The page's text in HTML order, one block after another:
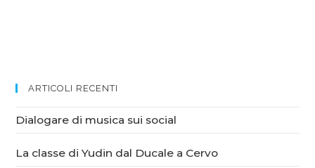
ARTICOLI RECENTI
Dialogare di musica sui social
La classe di Yudin dal Ducale a Cervo